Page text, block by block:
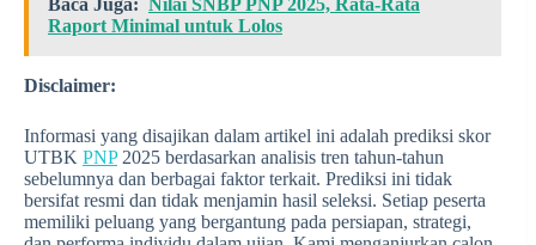
Baca Juga:
Nilai SNBP PNP 2025, Rata-Rata
Raport Minimal untuk Lolos
Disclaimer:
Informasi yang disajikan dalam artikel ini adalah prediksi skor
UTBK PNP2025 berdasarkan analisis tren tahun-tahun
sebelumnya dan berbagai faktor terkait. Prediksi ini tidak
bersifat resmi dan tidak menjamin hasil seleksi. Setiap peserta
memiliki peluang yang bergantung pada persiapan, strategi,